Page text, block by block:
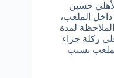
حسين
الملعب،
لمدة
ركلة جزاء
من الملعب بسبب